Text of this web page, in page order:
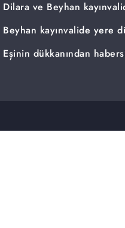
Dilara ve Beyhan
Beyhan kayınvalide yere
Eşinin dükkanından